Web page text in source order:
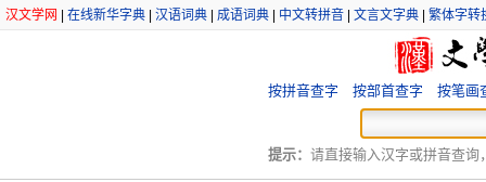
汉文学网 在线新华字典 汉语词典 成语词典 中文转拼音 文言文字典 繁体字转
按拼音查字 按部首查字 按笔画
提示： 请直接输入汉字或拼音查询